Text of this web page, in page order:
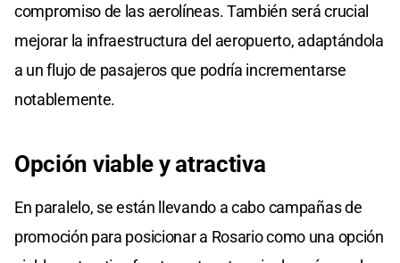
compromiso de las aerolíneas. También será crucial
mejorar la infraestructura del aeropuerto, adaptándola
a un flujo de pasajeros que podría incrementarse
notablemente.
Opción viable y atractiva
En paralelo, se están llevando a cabo campañas de
promoción para posicionar a Rosario como una opción